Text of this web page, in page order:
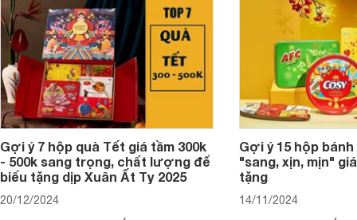
Gợi ý 7 hộp quà Tết giá tầm 300k
- 500k sang trọng, chất lượng để
biếu tặng dịp Xuân Ất Tỵ 2025
20/12/2024
Gợi ý 15 hộp
"sang, xịn, mịn"
tặng
14/11/2024